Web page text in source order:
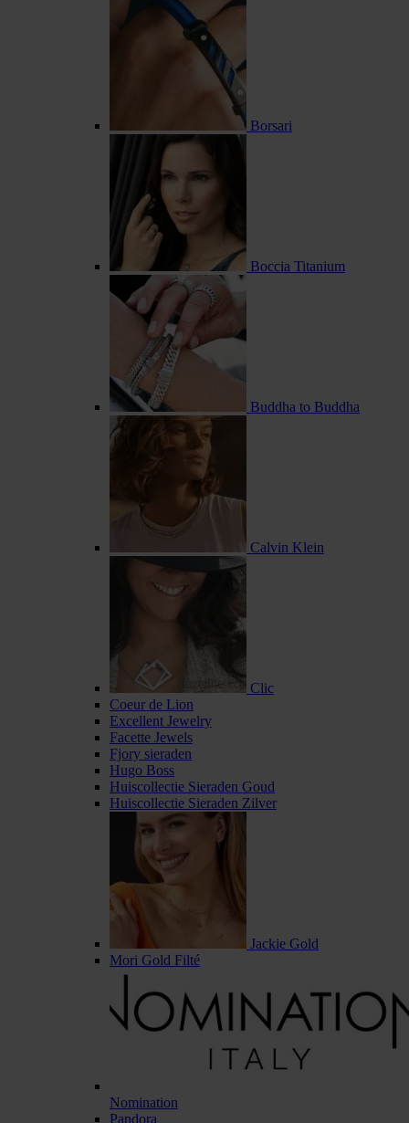
Borsari
Boccia Titanium
Buddha to Buddha
Calvin Klein
Clic
Coeur de Lion
Excellent Jewelry
Facette Jewels
Fjory sieraden
Hugo Boss
Huiscollectie Sieraden Goud
Huiscollectie Sieraden Zilver
Jackie Gold
Mori Gold Filté
Nomination
Pandora